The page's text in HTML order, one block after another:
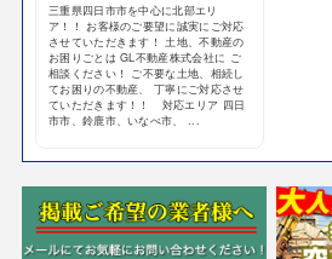
三重県四日市市を中心に北部エリ
ア！！ お客様のご要望に誠実にご対応
させていただきます！ 土地、不動産の
お困りごとは GL不動産株式会社に ご
相談ください！ ご不要な土地、相続し
てお困りの不動産、 丁寧にご対応させ
ていただきます！！ 対応エリア 四日
市市、鈴鹿市、いなべ市、 ...